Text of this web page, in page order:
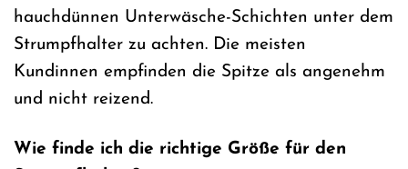
hauchdünnen Unterwäsche-Schichten unter dem
Strumpfhalter zu achten. Die meisten
Kundinnen empfinden die Spitze als angenehm
und nicht reizend.
Wie finde ich die richtige Größe für den